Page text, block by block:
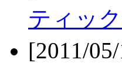
ティッ
[2011/